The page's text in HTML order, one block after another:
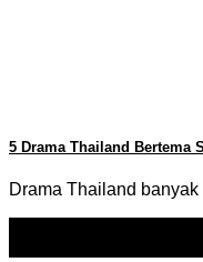
5 Drama Thailand Bertema
Drama Thailand